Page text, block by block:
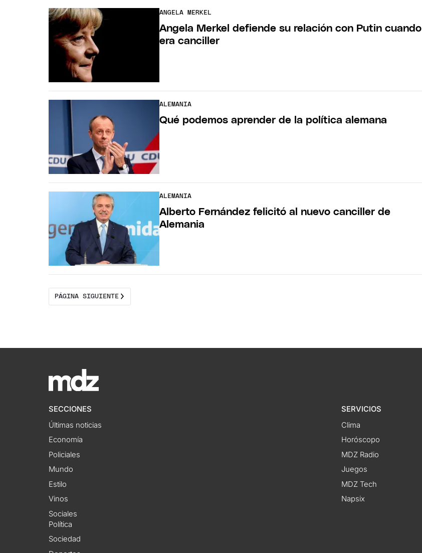
ANGELA MERKEL
Angela Merkel defiende su relación con Putin cuando
era canciller
ALEMANIA
Qué podemos aprender de la política alemana
ALEMANIA
Alberto Fernández felicitó al nuevo canciller de
Alemania
PÁGINA SIGUIENTE
SECCIONES
Últimas noticias
Economía
Policiales
Mundo
Estilo
Vinos
Sociales
Política
Sociedad
SERVICIOS
Clima
Horóscopo
MDZ Radio
Juegos
MDZ Tech
Napsix